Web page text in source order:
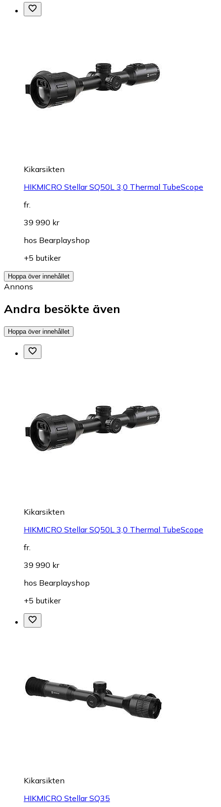
Kikarsikten
HIKMICRO Stellar SQ50L 3,0 Thermal TubeScope
fr.
39 990 kr
hos Bearplayshop
+5 butiker
Hoppa över innehållet
Annons
Andra besökte även
Hoppa över innehållet
Kikarsikten
HIKMICRO Stellar SQ50L 3,0 Thermal TubeScope
fr.
39 990 kr
hos Bearplayshop
+5 butiker
Kikarsikten
HIKMICRO Stellar SQ35